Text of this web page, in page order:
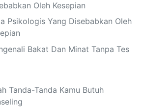
Oleh Kesepian
Psikologis Yang Disebabkan Oleh
Bakat Dan Minat Tanpa Tes
Tanda-Tanda Kamu Butuh